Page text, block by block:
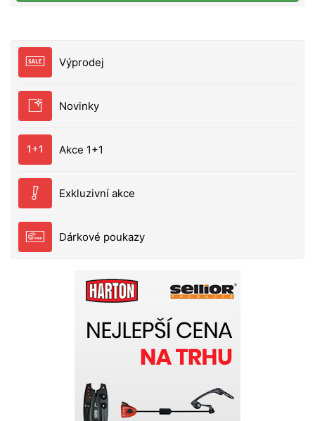
Výprodej
Novinky
Akce 1+1
Exkluzivní akce
Dárkové poukazy
nepříjemný vítr. Materiálové složení: 100% akryl